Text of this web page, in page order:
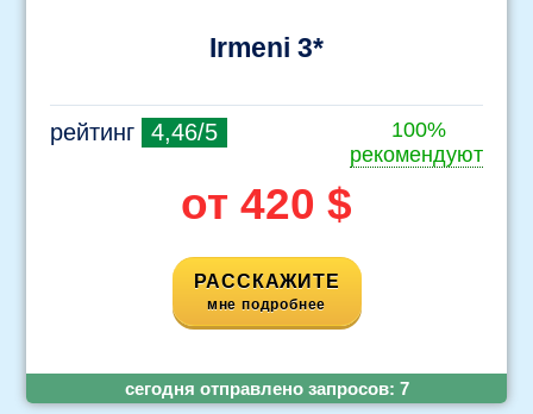
Irmeni 3*
рейтинг 4,46/5
100%
рекомендуют
от 420 $
РАССКАЖИТЕ
мне подробнее
cегодня отправлено запросов: 7